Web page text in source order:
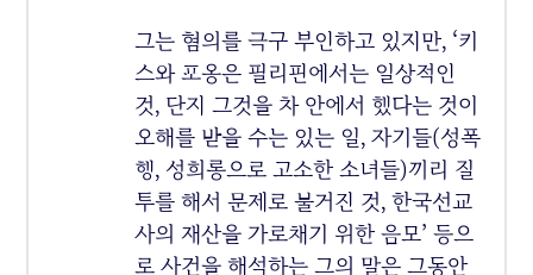
그는 혐의를 극구 부인하고 있지만, ‘키
스와 포옹은 필리핀에서는 일상적인
것, 단지 그것을 차 안에서 했다는 것이
오해를 받을 수는 있는 일, 자기들(성폭
행, 성희롱으로 고소한 소녀들)끼리 질
투를 해서 문제로 불거진 것, 한국선교
사의 재산을 가로채기 위한 음모’ 등으
로 사건을 해석하는 그의 말은 그동안